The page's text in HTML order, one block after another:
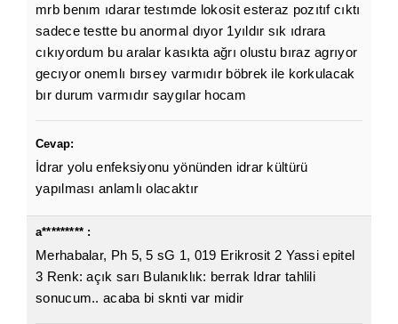
mrb benım ıdarar testımde lokosit esteraz pozıtıf cıktı
sadece testte bu anormal dıyor 1yıldır sık ıdrara
cıkıyordum bu aralar kasıkta ağrı olustu bıraz agrıyor
gecıyor onemlı bırsey varmıdır böbrek ile korkulacak
bır durum varmıdır saygılar hocam
Cevap:
İdrar yolu enfeksiyonu yönünden idrar kültürü
yapılması anlamlı olacaktır
a********* :
Merhabalar, Ph 5, 5 sG 1, 019 Erikrosit 2 Yassi epitel
3 Renk: açık sarı Bulanıklık: berrak Idrar tahlili
sonucum.. acaba bi sknti var midir